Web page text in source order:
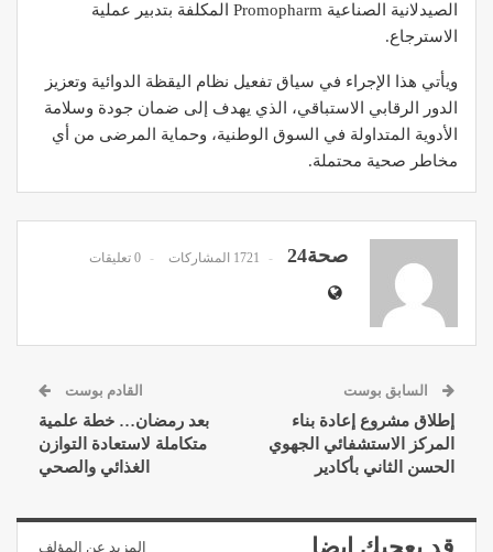
الصيدلانية الصناعية Promopharm المكلفة بتدبير عملية
الاسترجاع.
ويأتي هذا الإجراء في سياق تفعيل نظام اليقظة الدوائية وتعزيز
الدور الرقابي الاستباقي، الذي يهدف إلى ضمان جودة وسلامة
الأدوية المتداولة في السوق الوطنية، وحماية المرضى من أي
مخاطر صحية محتملة.
صحة24 1721 المشاركات 0 تعليقات
السابق بوست
إطلاق مشروع إعادة بناء
المركز الاستشفائي الجهوي
الحسن الثاني بأكادير
القادم بوست
بعد رمضان… خطة علمية
متكاملة لاستعادة التوازن
الغذائي والصحي
المزيد عن المؤلف